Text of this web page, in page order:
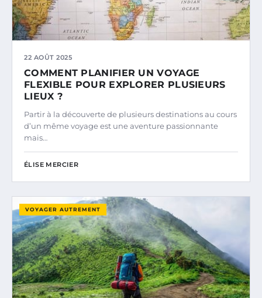
22 AOÛT 2025
COMMENT PLANIFIER UN VOYAGE
FLEXIBLE POUR EXPLORER PLUSIEURS
LIEUX ?
Partir à la découverte de plusieurs destinations au cours
d’un même voyage est une aventure passionnante
mais…
ÉLISE MERCIER
VOYAGER AUTREMENT